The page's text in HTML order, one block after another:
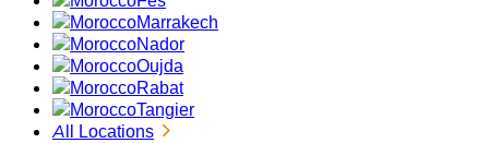
Marrakech
Nador
Oujda
Rabat
Tangier
All Locations